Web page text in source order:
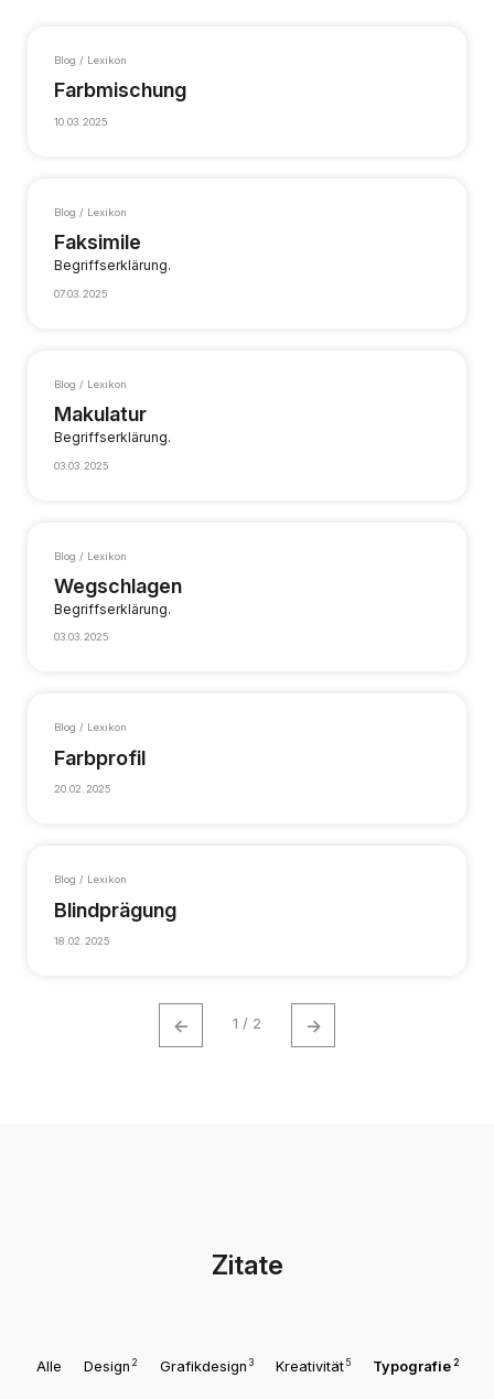
Blog / Lexikon
Farbmischung
10.03.2025
Blog / Lexikon
Faksimile
Begriffserklärung.
07.03.2025
Blog / Lexikon
Makulatur
Begriffserklärung.
03.03.2025
Blog / Lexikon
Wegschlagen
Begriffserklärung.
03.03.2025
Blog / Lexikon
Farbprofil
20.02.2025
Blog / Lexikon
Blindprägung
18.02.2025
← 1 / 2 →
Zitate
Alle Design 2 Grafikdesign 3 Kreativität5 Typografie2